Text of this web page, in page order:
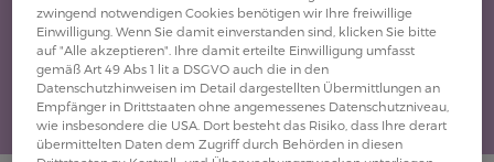
zwingend notwendigen Cookies benötigen wir Ihre freiwillige
Einwilligung. Wenn Sie damit einverstanden sind, klicken Sie bitte
auf "Alle akzeptieren". Ihre damit erteilte Einwilligung umfasst
gemäß Art 49 Abs 1 lit a DSGVO auch die in den
Datenschutzhinweisen im Detail dargestellten Übermittlungen an
Empfänger in Drittstaaten ohne angemessenes Datenschutzniveau,
wie insbesondere die USA. Dort besteht das Risiko, dass Ihre derart
übermittelten Daten dem Zugriff durch Behörden in diesen